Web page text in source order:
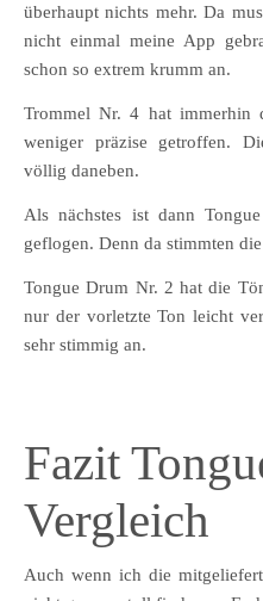
überhaupt nichts mehr. Da
nicht einmal meine App
schon so extrem krumm an.
Trommel Nr. 4 hat immerhin
weniger präzise getroffen.
völlig daneben.
Als nächstes ist dann
geflogen. Denn da stimmten
Tongue Drum Nr. 2 hat die
nur der vorletzte Ton leicht
sehr stimmig an.
Fazit
Vergleich
Auch wenn ich die